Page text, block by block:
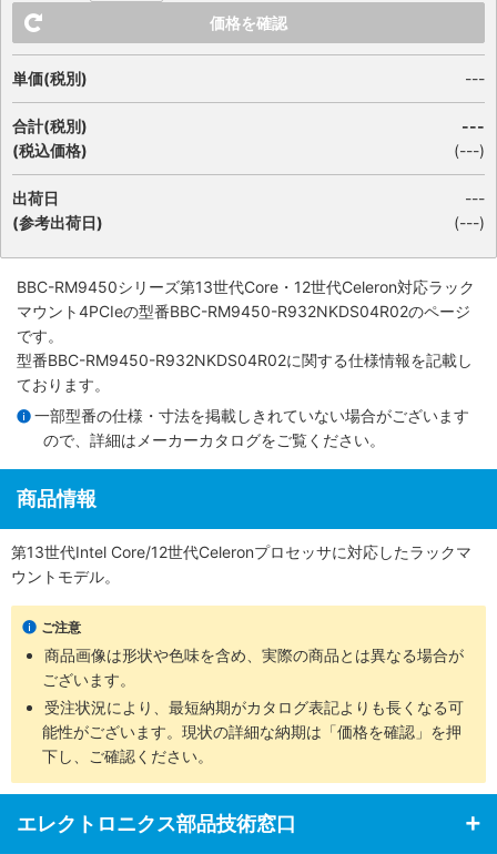
価格を確認
単価(税別) ---
合計(税別)
(税込価格)
---
(---)
出荷日
(参考出荷日)
---
(---)
BBC-RM9450シリーズ第13世代Core・12世代Celeron対応ラック
マウント4PCIeの型番BBC-RM9450-R932NKDS04R02のページ
です。
型番BBC-RM9450-R932NKDS04R02に関する仕様情報を記載し
ております。
一部型番の仕様・寸法を掲載しきれていない場合がございます
ので、詳細は メーカーカタログをご覧ください。
商品情報
第13世代Intel Core/12世代Celeronプロセッサに対応したラックマ
ウントモデル。
ご注意
商品画像は形状や色味を含め、実際の商品とは異なる場合が
ございます。
受注状況により、最短納期がカタログ表記よりも長くなる可
能性がございます。現状の詳細な納期は「価格を確認」を押
下し、ご確認ください。
エレクトロニクス部品技術窓口